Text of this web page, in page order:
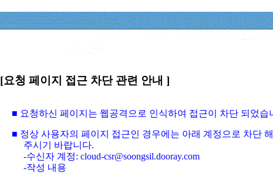
[요청 페이지 접근 차단 관련 안내 ]
■ 요청하신 페이지는 웹공격으로 인식하여 접근이 차단 되었습
■ 정상 사용자의 페이지 접근인 경우에는 아래 계정으로 차단
주시기 바랍니다.
-수신자 계정: cloud-csr@soongsil.dooray.com
-작성 내용